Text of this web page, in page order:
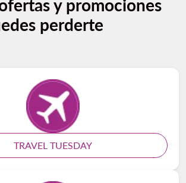
y promociones
perderte
TRAVEL TUESDAY